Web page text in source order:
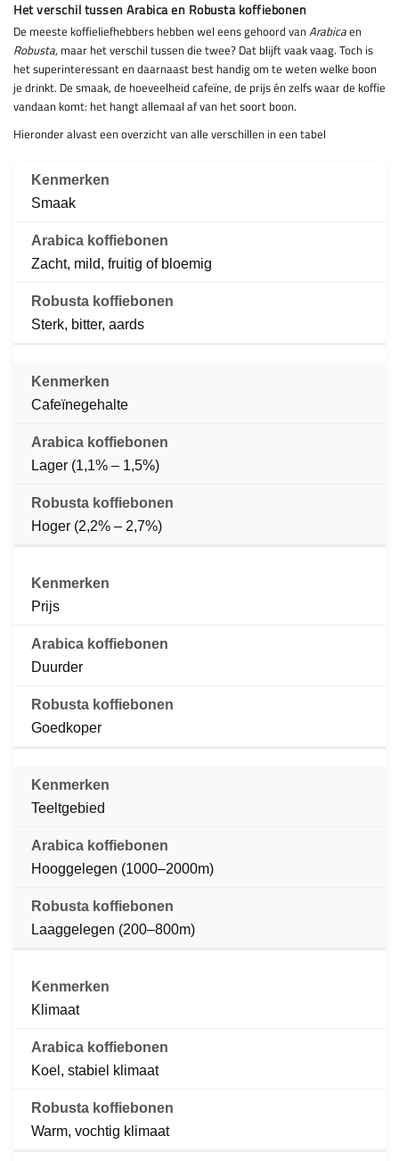
Het verschil tussen Arabica en Robusta koffiebonen
De meeste koffieliefhebbers hebben wel eens gehoord vanArabicaen
Robusta, maar het verschil tussen die twee? Dat blijft vaak vaag. Toch is
het superinteressant en daarnaast best handig om te weten welke boon
je drinkt. De smaak, de hoeveelheid cafeïne, de prijs én zelfs waar de koffie
vandaan komt: het hangt allemaal af van het soort boon.
Hieronder alvast een overzicht van alle verschillen in een tabel
Smaak
Zacht, mild, fruitig of bloemig
Sterk, bitter, aards
Cafeïnegehalte
Lager (1,1% – 1,5%)
Hoger (2,2% – 2,7%)
Prijs
Duurder
Goedkoper
Teeltgebied
Hooggelegen (1000–2000m)
Laaggelegen (200–800m)
Klimaat
Koel, stabiel klimaat
Warm, vochtig klimaat